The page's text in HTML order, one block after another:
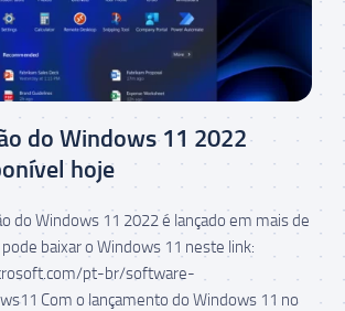
do Windows 11 2022
hoje
do Windows 11 2022 é lançado em mais de
baixar o Windows 11 neste link:
pt-br/software-
Com o lançamento do Windows 11 no